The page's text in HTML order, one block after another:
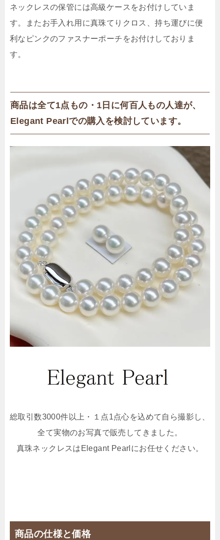
ネックレスの保管には高級ケースをお付けしていま
す。またお手入れ用に真珠てりクロス、持ち運びに便
利なピンクのファスナーポーチをお付けしておりま
す。
商品は全て1点もの・1日に何百人もの人達が、
Elegant Pearlでの購入を検討しています。
総取引数3000件以上・１点1点心を込めて自ら撮影し、
全て実物のお写真で販売してきました。
真珠ネックレスはElegant Pearlにお任せください。
商品の仕様と価格